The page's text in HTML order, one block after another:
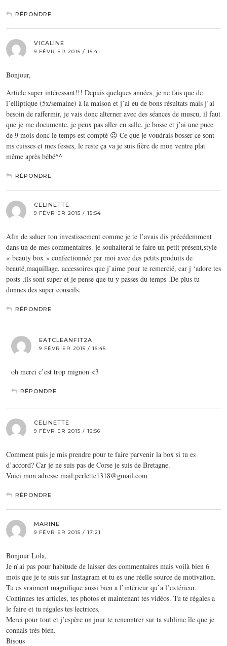
RÉPONDRE
VICALINE
9 FÉVRIER 2015 / 15:41
Bonjour,
Article super intéressant!!! Depuis quelques années, je ne fais que de
l’elliptique (5x/semaine) à la maison et j’ai eu de bons résultats mais j’ai
besoin de raffermir, je vais donc alterner avec des séances de muscu, il faut
que je me documente, je peux pas aller en salle, je bosse et j’ai une puce
de 9 mois donc le temps est compté 😉 Ce que je voudrais bosser ce sont
ms cuisses et mes fesses, le reste ça va je suis fière de mon ventre plat
même après bébé^^
RÉPONDRE
CELINETTE
9 FÉVRIER 2015 / 15:54
Afin de saluer ton investissement comme je te l’avais dis précédemment
dans un de mes commentaires. je souhaiterai te faire un petit présent,style
« beauty box » confectionnée par moi avec des petits produits de
beauté,maquillage, accessoires que j’aime pour te remercié, car j ‘adore tes
posts ,ils sont super et je pense que tu y passes du temps .De plus tu
donnes des super conseils.
RÉPONDRE
EATCLEANFIT2A
9 FÉVRIER 2015 / 16:45
oh merci c’est trop mignon <3
RÉPONDRE
CELINETTE
9 FÉVRIER 2015 / 16:56
Comment puis je mis prendre pour te faire parvenir la box si tu es
d’accord? Car je ne suis pas de Corse je suis de Bretagne.
Voici mon adresse mail:perlette1318@gmail.com
RÉPONDRE
MARINE
9 FÉVRIER 2015 / 17:21
Bonjour Lola,
Je n’ai pas pour habitude de laisser des commentaires mais voilà bien 6
mois que je te suis sur Instagram et tu es une réelle source de motivation.
Tu es vraiment magnifique aussi bien a l’intérieur qu’a l’extérieur.
Continues tes articles, tes photos et maintenant tes vidéos. Tu te régales a
le faire et tu régales tes lectrices.
Merci pour tout et j’espère un jour te rencontrer sur ta sublime île que je
connais très bien.
Bisous